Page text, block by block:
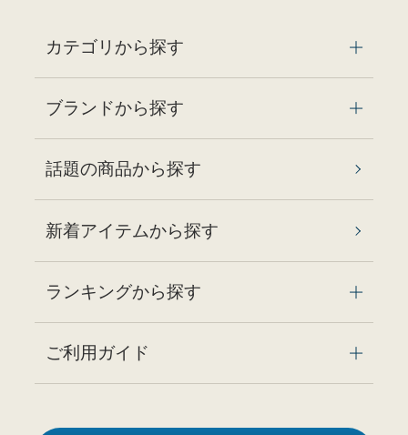
カテゴリから探す
ブランドから探す
話題の商品から探す
新着アイテムから探す
ランキングから探す
ご利用ガイド